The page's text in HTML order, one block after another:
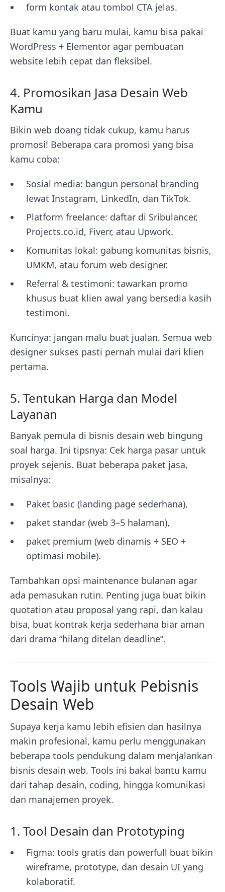
form kontak atau tombol CTA jelas.
Buat kamu yang baru mulai, kamu bisa pakai
WordPress + Elementor agar pembuatan
website lebih cepat dan fleksibel.
4. Promosikan Jasa Desain Web
Kamu
Bikin web doang tidak cukup, kamu harus
promosi! Beberapa cara promosi yang bisa
kamu coba:
Sosial media: bangun personal branding
lewat Instagram, LinkedIn, dan TikTok.
Platform freelance: daftar di Sribulancer,
Projects.co.id, Fiverr, atau Upwork.
Komunitas lokal: gabung komunitas bisnis,
UMKM, atau forum web designer.
Referral & testimoni: tawarkan promo
khusus buat klien awal yang bersedia kasih
testimoni.
Kuncinya: jangan malu buat jualan. Semua web
designer sukses pasti pernah mulai dari klien
pertama.
5. Tentukan Harga dan Model
Layanan
Banyak pemula di bisnis desain web bingung
soal harga. Ini tipsnya: Cek harga pasar untuk
proyek sejenis. Buat beberapa paket jasa,
misalnya:
Paket basic (landing page sederhana),
paket standar (web 3–5 halaman),
paket premium (web dinamis + SEO +
optimasi mobile).
Tambahkan opsi maintenance bulanan agar
ada pemasukan rutin. Penting juga buat bikin
quotation atau proposal yang rapi, dan kalau
bisa, buat kontrak kerja sederhana biar aman
dari drama “hilang ditelan deadline”.
Tools Wajib untuk Pebisnis
Desain Web
Supaya kerja kamu lebih efisien dan hasilnya
makin profesional, kamu perlu menggunakan
beberapa tools pendukung dalam menjalankan
bisnis desain web. Tools ini bakal bantu kamu
dari tahap desain, coding, hingga komunikasi
dan manajemen proyek.
1. Tool Desain dan Prototyping
Figma: tools gratis dan powerfull buat bikin
wireframe, prototype, dan desain UI yang
kolaboratif.